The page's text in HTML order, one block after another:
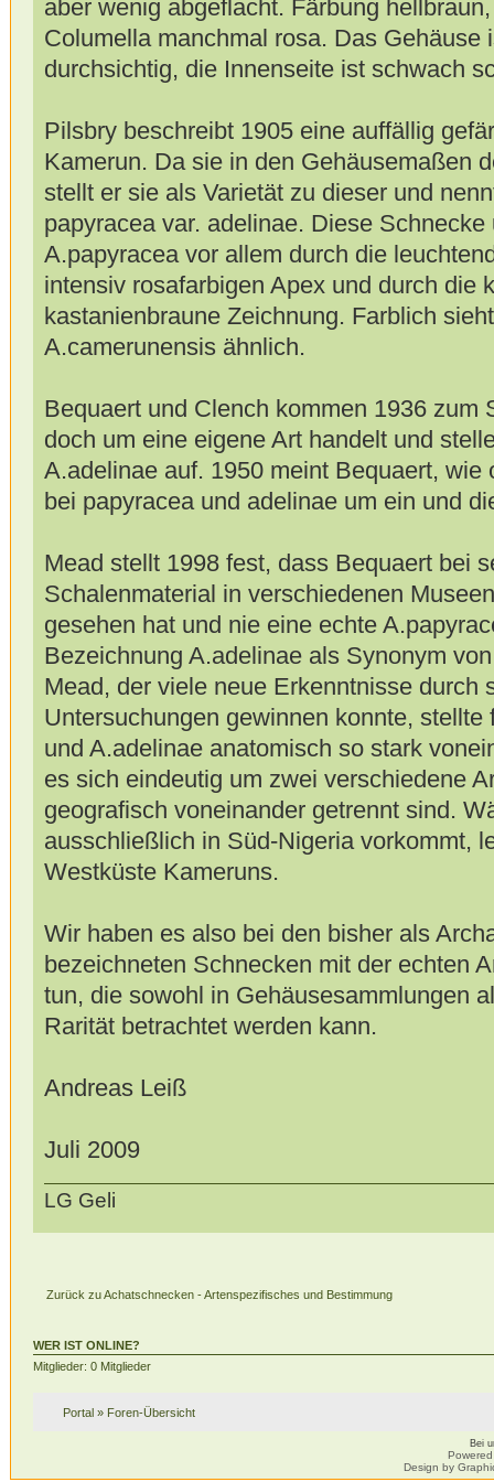
aber wenig abgeflacht. Färbung
Columella manchmal rosa. Das Gehäuse
durchsichtig, die Innenseite ist schwach
Pilsbry beschreibt 1905 eine auffällig
Kamerun. Da sie in den Gehäusemaßen
stellt er sie als Varietät zu dieser und
papyracea var. adelinae. Diese
A.papyracea vor allem durch die
intensiv rosafarbigen Apex und durch die
kastanienbraune Zeichnung. Farblich
A.camerunensis ähnlich.
Bequaert und Clench kommen 1936 zum
doch um eine eigene Art handelt und
A.adelinae auf. 1950 meint Bequaert, wie
bei papyracea und adelinae um ein und
Mead stellt 1998 fest, dass Bequaert bei
Schalenmaterial in verschiedenen
gesehen hat und nie eine echte
Bezeichnung A.adelinae als Synonym
Mead, der viele neue Erkenntnisse durch
Untersuchungen gewinnen konnte,
und A.adelinae anatomisch so stark
es sich eindeutig um zwei verschiedene
geografisch voneinander getrennt sind.
ausschließlich in Süd-Nigeria vorkommt,
Westküste Kameruns.
Wir haben es also bei den bisher als
bezeichneten Schnecken mit der echten
tun, die sowohl in Gehäusesammlungen
Rarität betrachtet werden kann.
Andreas Leiß
Juli 2009
LG Geli
Zurück zu Achatschnecken - Artenspezifisches und Bestimmung
WER IST ONLINE?
Mitglieder: 0 Mitglieder
Portal» Foren-Übersicht
Bei
Design by